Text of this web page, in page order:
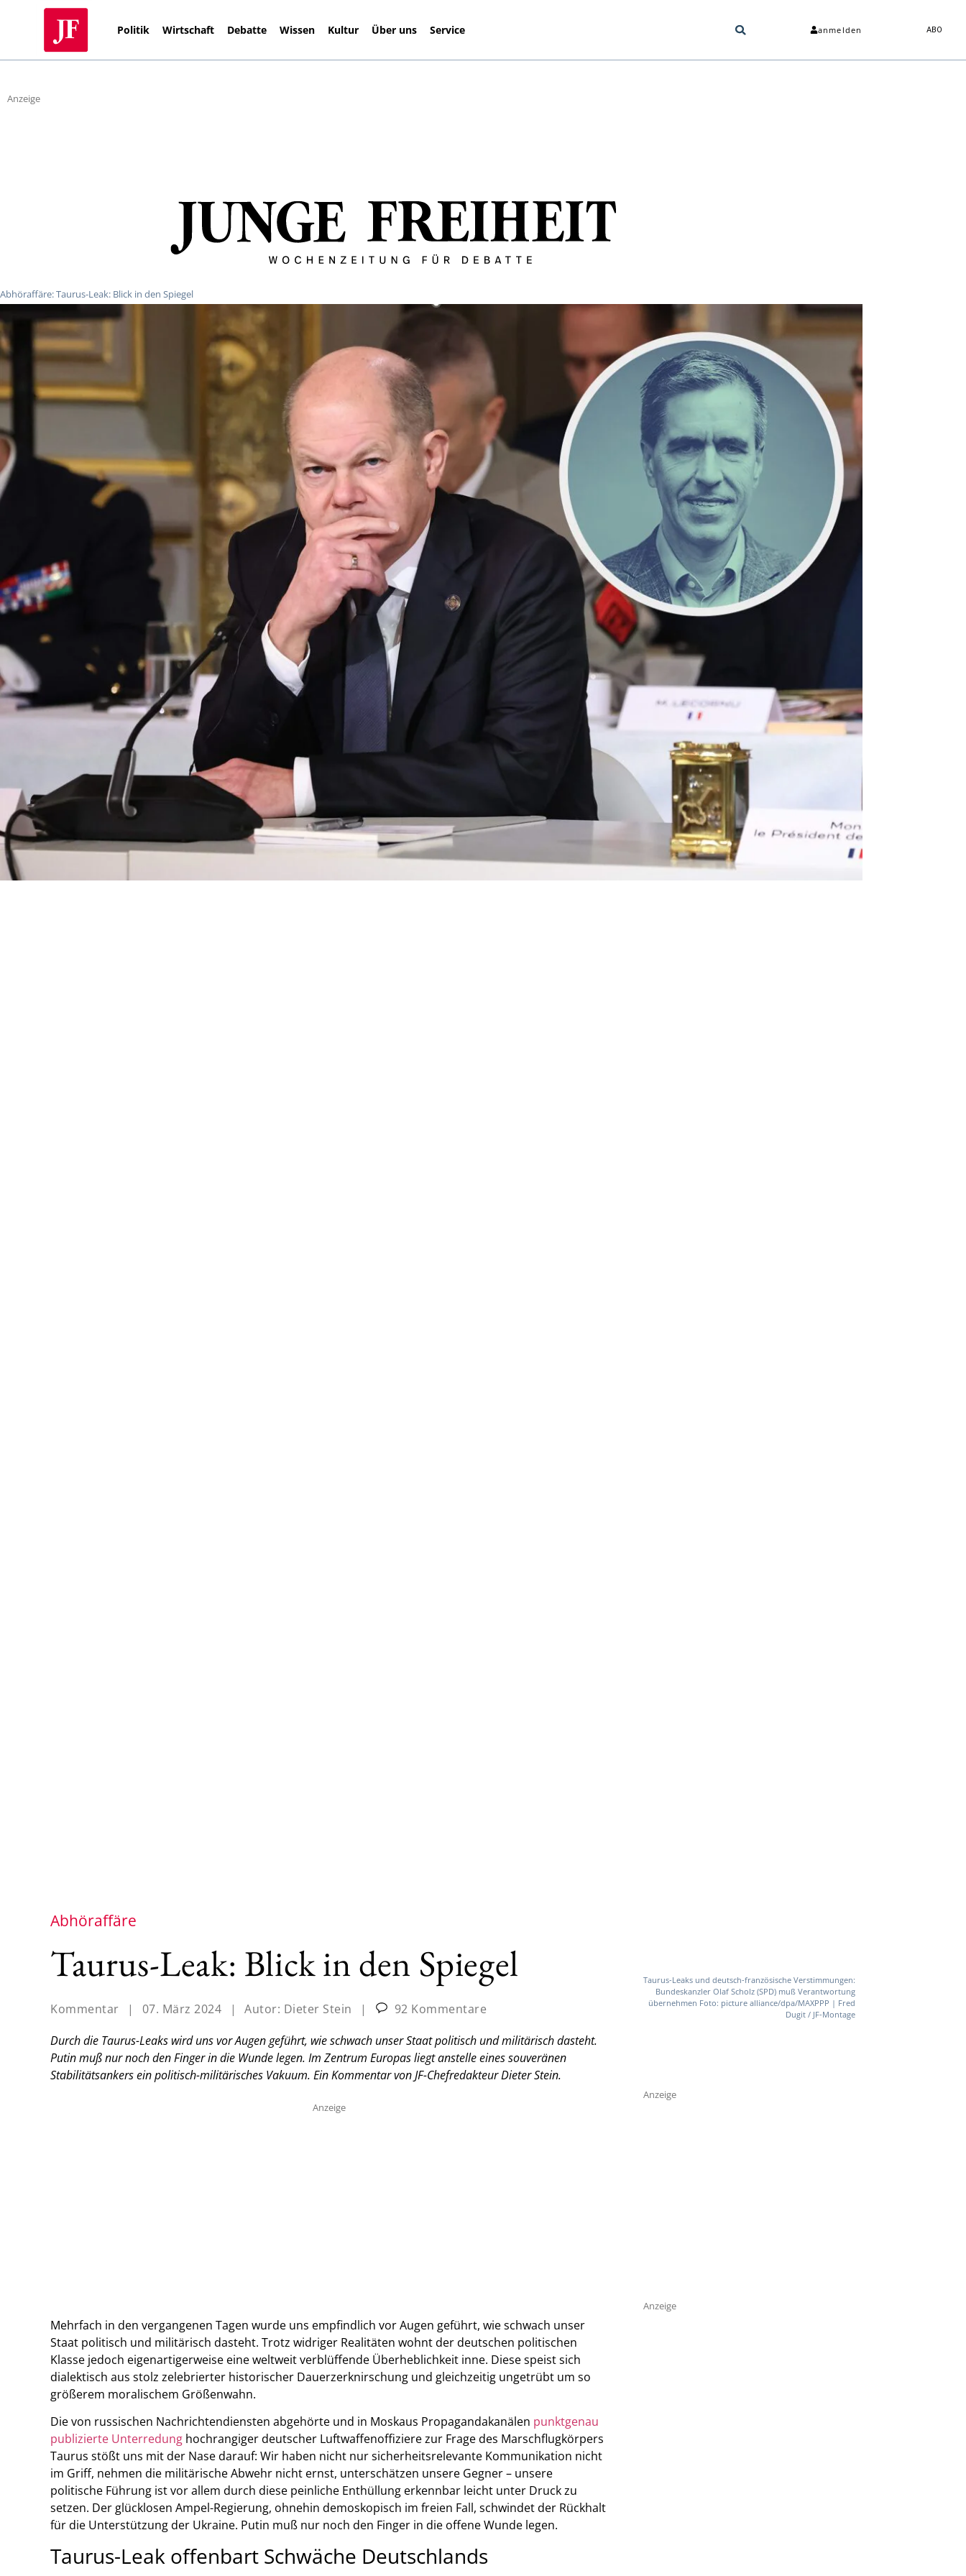
Politik Wirtschaft Debatte Wissen Kultur Über uns Service anmelden ABO
Anzeige
Abhöraffäre: Taurus-Leak: Blick in den Spiegel
Abhöraffäre
Taurus-Leak: Blick in den Spiegel
Kommentar | 07. März 2024 | Autor: Dieter Stein |
92 Kommentare
Durch die Taurus-Leaks wird uns vor Augen geführt, wie schwach unser Staat politisch und militärisch dasteht.
Putin muß nur noch den Finger in die Wunde legen. Im Zentrum Europas liegt anstelle eines souveränen
Stabilitätsankers ein politisch-militärisches Vakuum. Ein Kommentar von JF-Chefredakteur Dieter Stein.
Anzeige
Mehrfach in den vergangenen Tagen wurde uns empfindlich vor Augen geführt, wie schwach unser
Staat politisch und militärisch dasteht. Trotz widriger Realitäten wohnt der deutschen politischen
Klasse jedoch eigenartigerweise eine weltweit verblüffende Überheblichkeit inne. Diese speist sich
dialektisch aus stolz zelebrierter historischer Dauerzerknirschung und gleichzeitig ungetrübt um so
größerem moralischem Größenwahn.
Die von russischen Nachrichtendiensten abgehörte und in Moskaus Propagandakanälen punktgenau
publizierte Unterredung hochrangiger deutscher Luftwaffenoffiziere zur Frage des Marschflugkörpers
Taurus stößt uns mit der Nase darauf: Wir haben nicht nur sicherheitsrelevante Kommunikation nicht
im Griff, nehmen die militärische Abwehr nicht ernst, unterschätzen unsere Gegner – unsere
politische Führung ist vor allem durch diese peinliche Enthüllung erkennbar leicht unter Druck zu
setzen. Der glücklosen Ampel-Regierung, ohnehin demoskopisch im freien Fall, schwindet der Rückhalt
für die Unterstützung der Ukraine. Putin muß nur noch den Finger in die offene Wunde legen.
Taurus-Leak offenbart Schwäche Deutschlands
Taurus-Leaks und deutsch-französische Verstimmungen:
Bundeskanzler Olaf Scholz (SPD) muß Verantwortung
übernehmen Foto: picture alliance/dpa/MAXPPP | Fred
Dugit / JF-Montage
Anzeige
Anzeige